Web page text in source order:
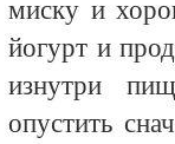
миску и
йогурт и
изнутри
опустить